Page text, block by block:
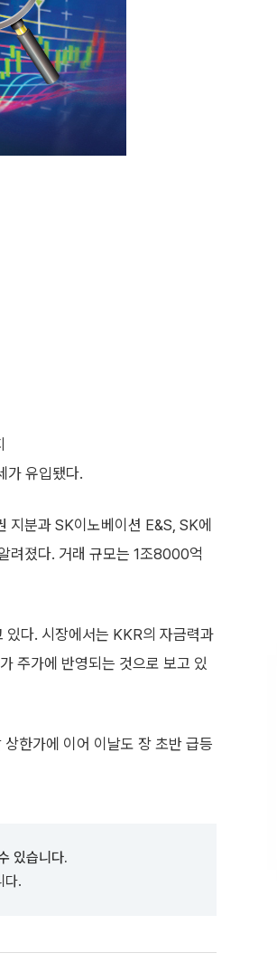
가 유입됐다.
분과 SK이노베이션 E&S, SK에
려졌다. 거래 규모는 1조8000억
다. 시장에서는 KKR의 자금력과
주가에 반영되는 것으로 보고 있
한가에 이어 이날도 장 초반 급등
있습니다.
다.